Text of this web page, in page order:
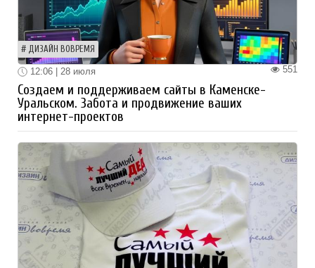
ДИЗАЙН ВОВРЕМЯ
551
12:06 | 28 июля
Создаем и поддерживаем сайты в Каменске-
Уральском. Забота и продвижение ваших
интернет-проектов